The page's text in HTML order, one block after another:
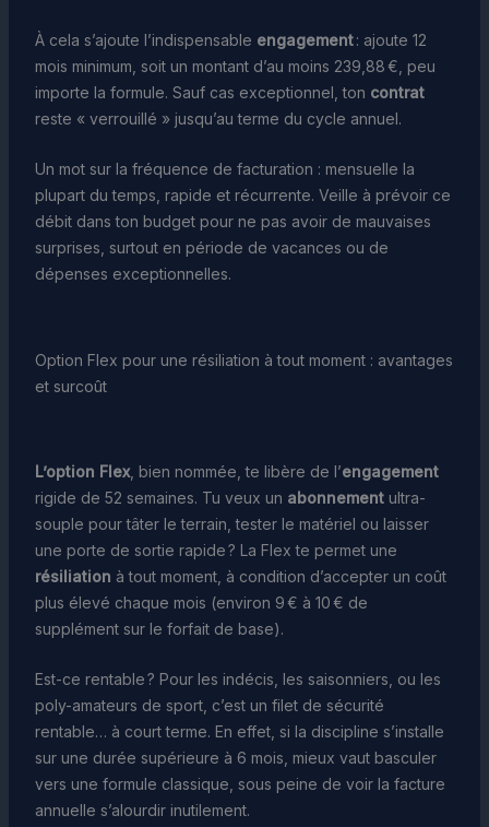
À cela s’ajoute l’indispensable engagement: ajoute 12
mois minimum, soit un montant d’au moins 239,88 €, peu
importe la formule. Sauf cas exceptionnel, ton contrat
reste « verrouillé » jusqu’au terme du cycle annuel.
Un mot sur la fréquence de facturation : mensuelle la
plupart du temps, rapide et récurrente. Veille à prévoir ce
débit dans ton budget pour ne pas avoir de mauvaises
surprises, surtout en période de vacances ou de
dépenses exceptionnelles.
Option Flex pour une résiliation à tout moment : avantages
et surcoût
L’option Flex, bien nommée, te libère de l’engagement
rigide de 52 semaines. Tu veux un abonnementultra-
souple pour tâter le terrain, tester le matériel ou laisser
une porte de sortie rapide ? La Flex te permet une
résiliation à tout moment, à condition d’accepter un coût
plus élevé chaque mois (environ 9 € à 10 € de
supplément sur le forfait de base).
Est-ce rentable ? Pour les indécis, les saisonniers, ou les
poly-amateurs de sport, c’est un filet de sécurité
rentable… à court terme. En effet, si la discipline s’installe
sur une durée supérieure à 6 mois, mieux vaut basculer
vers une formule classique, sous peine de voir la facture
annuelle s’alourdir inutilement.